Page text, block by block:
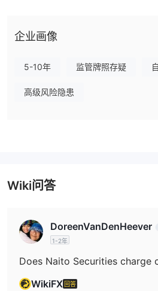
富邦证券 费用
富邦证券 提供内置平台，支持
银行（香港）有限公司（
客户支持选项
交易者可以通过电话、电子邮件和传
企业画像
5-10年 监管牌照存疑
高级风险隐患
Wiki问答
DoreenVanDenHeever
1-2年
WikiFX 回答